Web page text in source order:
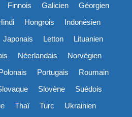
Finnois Galicien
Géorgien
Hongrois
Indonésien
Japonais Letton
Lituanien
Néerlandais
Norvégien
Portugais
Roumain
Slovène
Suédois
Thaï Turc
Ukrainien